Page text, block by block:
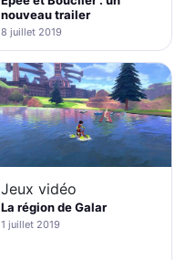
nouveau trailer
8 juillet 2019
Jeux vidéo
La région de Galar
1 juillet 2019